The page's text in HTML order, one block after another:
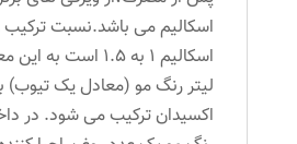
اسکالیم می باشد.نسبت
اکسیدان ترکیب می شود. در